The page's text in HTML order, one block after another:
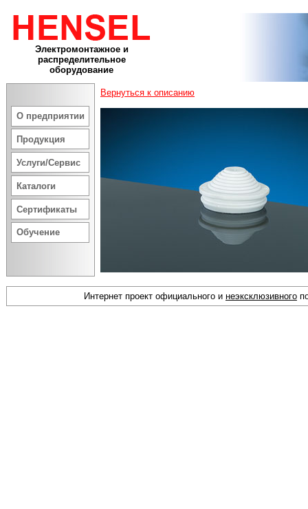
Электромонтажное и
распределительное
оборудование
О предприятии
Продукция
Услуги/Сервис
Каталоги
Сертификаты
Обучение
Вернуться к описанию
Интернет проект официального и неэксклюзивного